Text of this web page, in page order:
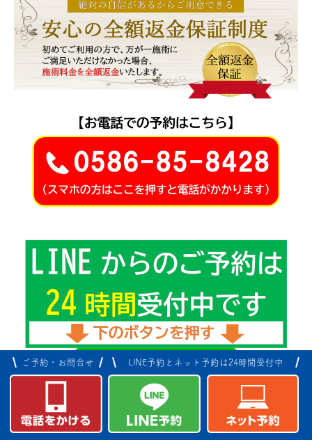
ニトリ一宮店から【東へ車で5分】
ご予約・お問合せ LINE予約とネット予約は24時間受付中